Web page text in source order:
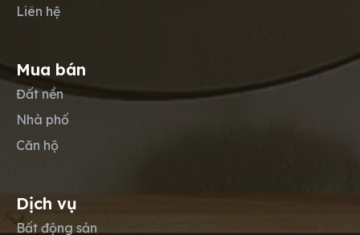
Liên hệ
Mua bán
Đất nền
Nhà phố
Căn hộ
Dịch vụ
Bất động sản